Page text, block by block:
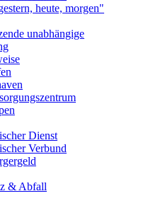
heute, morgen"
unabhängige
Dienst
Verbund
& Abfall